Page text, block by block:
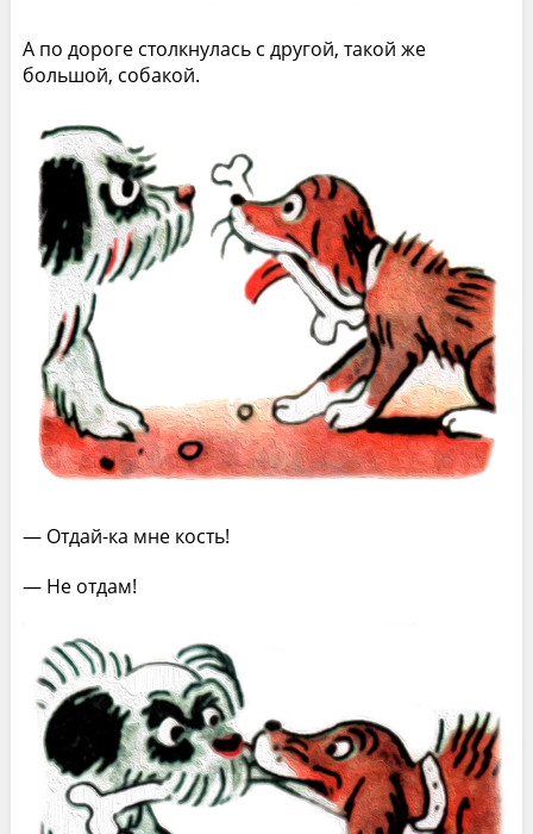
А по дороге столкнулась с другой, такой же
большой, собакой.
— Отдай-ка мне кость!
— Не отдам!